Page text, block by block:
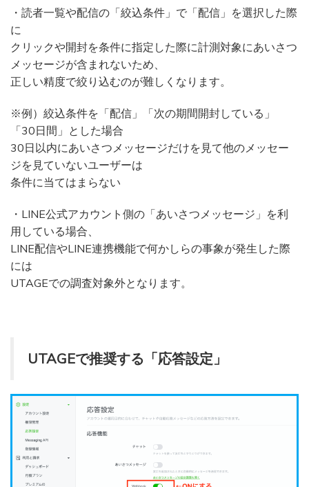
・読者一覧や配信の「絞込条件」で「配信」を選択した際
に
クリックや開封を条件に指定した際に計測対象にあいさつ
メッセージが含まれないため、
正しい精度で絞り込むのが難しくなります。
※例）絞込条件を「配信」「次の期間開封している」
「30日間」とした場合
30日以内にあいさつメッセージだけを見て他のメッセー
ジを見ていないユーザーは
条件に当てはまらない
・LINE公式アカウント側の「あいさつメッセージ」を利
用している場合、
LINE配信やLINE連携機能で何かしらの事象が発生した際
には
UTAGEでの調査対象外となります。
UTAGEで推奨する「応答設定」